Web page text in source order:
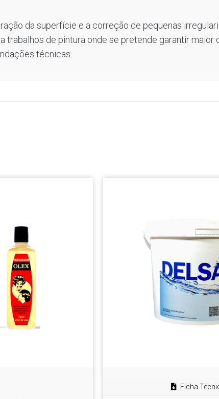
da superfície e a correção de pequenas
trabalhos de pintura onde se pretende garantir maior
técnicas.
Ficha